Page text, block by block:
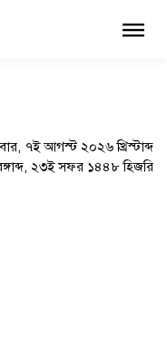
৭ই আগস্ট ২০২৬ খ্রিস্টাব্দ
২৩ই সফর ১৪৪৮ হিজরি
×